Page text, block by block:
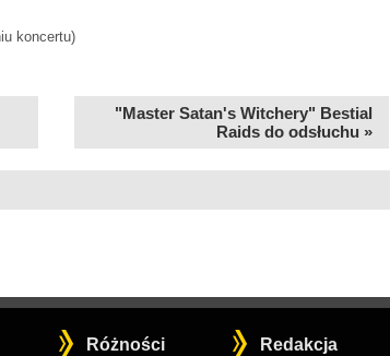
koncertu)
"Master Satan's Witchery" Bestial
Raids do odsłuchu »
Różności Redakcja